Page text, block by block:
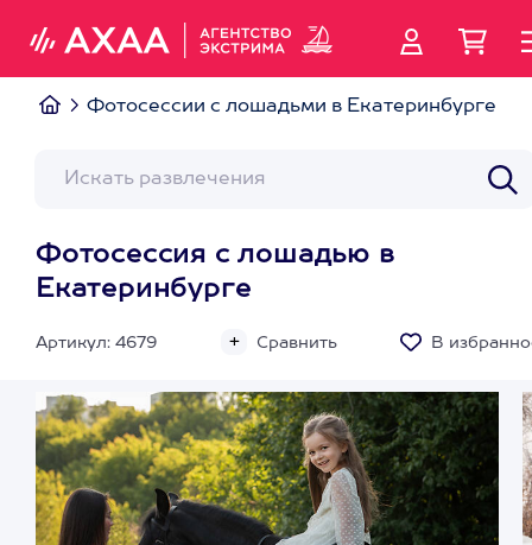
Фотосессии с лошадьми в Екатеринбурге
Фотосессия с лошадью в
Екатеринбурге
Артикул: 4679 Сравнить В